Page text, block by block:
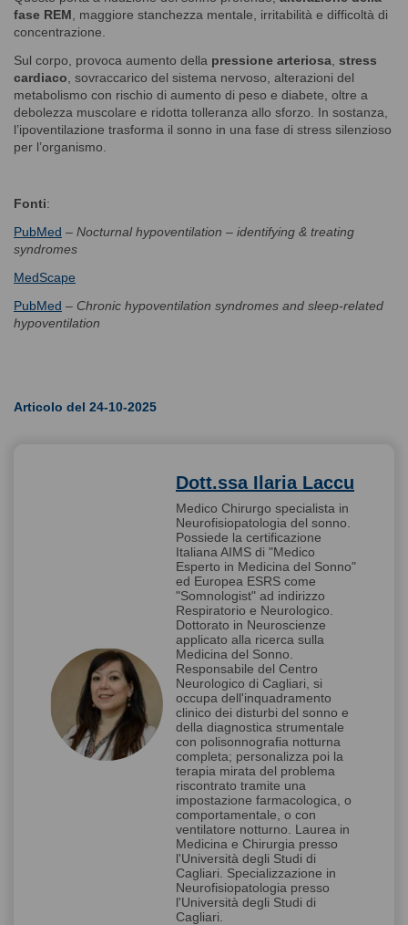
fase REM , maggiore stanchezza mentale, irritabilità e difficoltà di
concentrazione.
Sul corpo, provoca aumento della pressione arteriosa stress
cardiaco , sovraccarico del sistema nervoso, alterazioni del
metabolismo con rischio di aumento di peso e diabete, oltre a
debolezza muscolare e ridotta tolleranza allo sforzo. In sostanza,
l’ipoventilazione trasforma il sonno in una fase di stress silenzioso
per l’organismo.
Fonti:
PubMed – Nocturnal hypoventilation – identifying & treating
syndromes
MedScape
PubMed – Chronic hypoventilation syndromes and sleep-related
hypoventilation
Articolo del 24-10-2025
Dott.ssa Ilaria Laccu
Medico Chirurgo specialista in
Neurofisiopatologia del sonno.
Possiede la certificazione
Italiana AIMS di "Medico
Esperto in Medicina del Sonno"
ed Europea ESRS come
"Somnologist" ad indirizzo
Respiratorio e Neurologico.
Dottorato in Neuroscienze
applicato alla ricerca sulla
Medicina del Sonno.
Responsabile del Centro
Neurologico di Cagliari, si
occupa dell'inquadramento
clinico dei disturbi del sonno e
della diagnostica strumentale
con polisonnografia notturna
completa; personalizza poi la
terapia mirata del problema
riscontrato tramite una
impostazione farmacologica, o
comportamentale, o con
ventilatore notturno. Laurea in
Medicina e Chirurgia presso
l'Università degli Studi di
Cagliari. Specializzazione in
Neurofisiopatologia presso
l'Università degli Studi di
Cagliari.